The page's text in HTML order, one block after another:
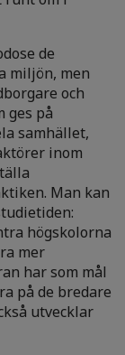
de
miljön, men
och
ges på
samhället,
inom
Man kan
högskolorna
mer
har som mål
på de bredare
utvecklar